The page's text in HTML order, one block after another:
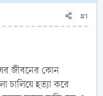
#1
জীবনের কোন
চালিয়ে হত্যা করে